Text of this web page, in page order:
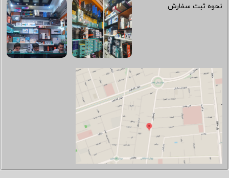
نحوه ثبت سفارش